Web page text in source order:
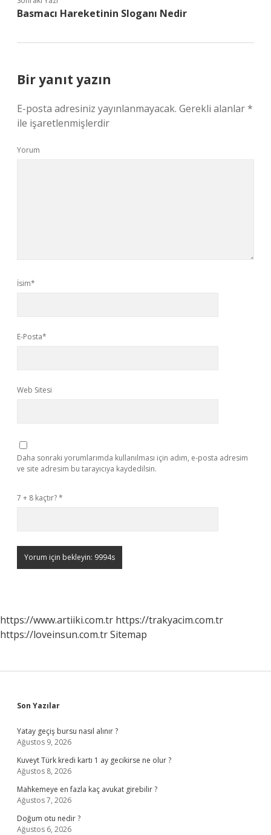
Basmacı Hareketinin Sloganı Nedir
Bir yanıt yazın
E-posta adresiniz yayınlanmayacak. Gerekli alanlar*
ile işaretlenmişlerdir
Yorum
İsim*
E-Posta*
Web Sitesi
Daha sonraki yorumlarımda kullanılması için adım, e-posta adresim
ve site adresim bu tarayıcıya kaydedilsin.
7 + 8 kaçtır?*
https://www.artiiki.com.tr https://trakyacim.com.tr
https://loveinsun.com.trSitemap
Sidebar
Son Yazılar
Yatay geçiş bursu nasıl alınır ?
Ağustos 9, 2026
Kuveyt Türk kredi kartı 1 ay gecikirse ne olur ?
Ağustos 8, 2026
Mahkemeye en fazla kaç avukat girebilir ?
Ağustos 7, 2026
Doğum otu nedir ?
Ağustos 6, 2026